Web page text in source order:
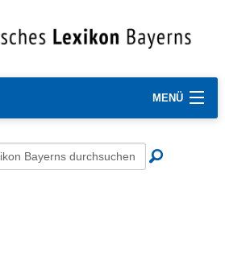
MENÜ